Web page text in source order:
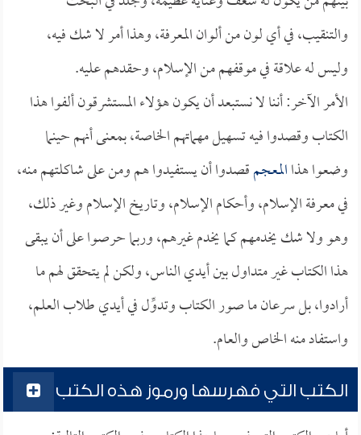
والتنقيب، في أي لون من ألوان المعرفة، وهذا أمر لا شك فيه،
وليس له علاقة في موقفهم من الإسلام، وحقدهم عليه.
الأمر الآخر: أننا لا نستبعد أن يكون هؤلاء المستشرقون ألفوا هذا
الكتاب وقصدوا فيه تسهيل مهماتهم الخاصة، بمعنى أنهم حينما
وضعوا هذاالمعجمقصدوا أن يستفيدوا هم ومن على شاكلتهم منه،
في معرفة الإسلام، وأحكام الإسلام، وتاريخ الإسلام وغير ذلك،
وهو ولا شك يخدمهم كما يخدم غيرهم، وربما حرصوا على أن يبقى
هذا الكتاب غير متداول بين أيدي الناس، ولكن لم يتحقق لهم ما
أرادوا، بل سرعان ما صور الكتاب وتدوِّل في أيدي طلاب العلم،
واستفاد منه الخاص والعام.
الكتب التي فهرسها ورموز هذه الكتب